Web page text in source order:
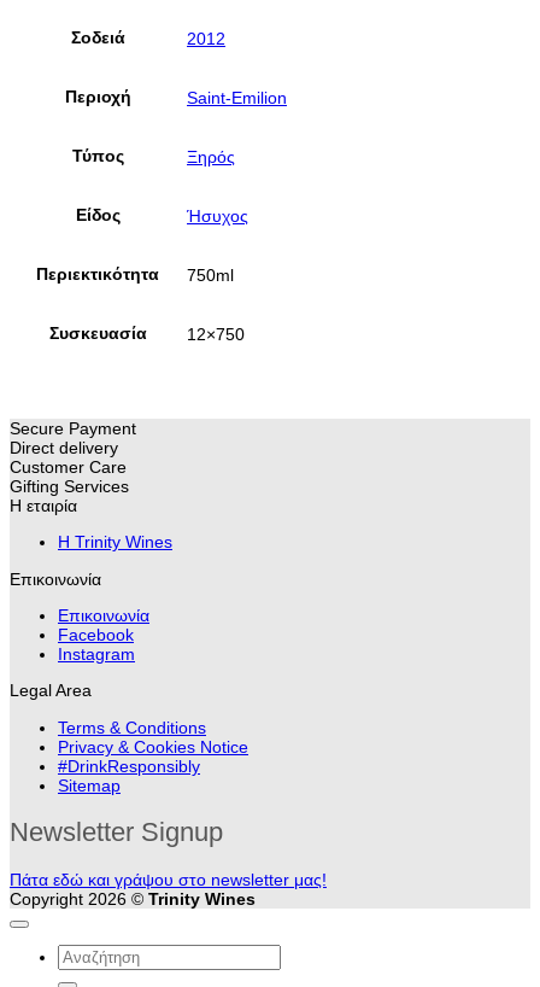
Σοδειά 2012
Περιοχή Saint-Emilion
Τύπος Ξηρός
Είδος Ήσυχος
Περιεκτικότητα 750ml
Συσκευασία 12×750
Secure Payment
Direct delivery
Customer Care
Gifting Services
Η εταιρία
H Trinity Wines
Επικοινωνία
Επικοινωνία
Facebook
Instagram
Legal Area
Terms & Conditions
Privacy & Cookies Notice
#DrinkResponsibly
Sitemap
Newsletter Signup
Πάτα εδώ και γράψου στο newsletter μας!
Copyright 2026 © Trinity Wines
Αναζήτηση
για: